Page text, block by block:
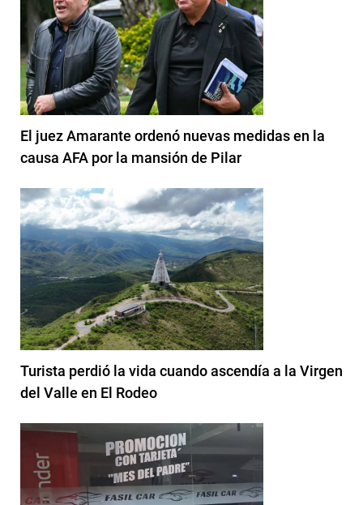
El juez Amarante ordenó nuevas medidas en la
causa AFA por la mansión de Pilar
Turista perdió la vida cuando ascendía a la Virgen
del Valle en El Rodeo